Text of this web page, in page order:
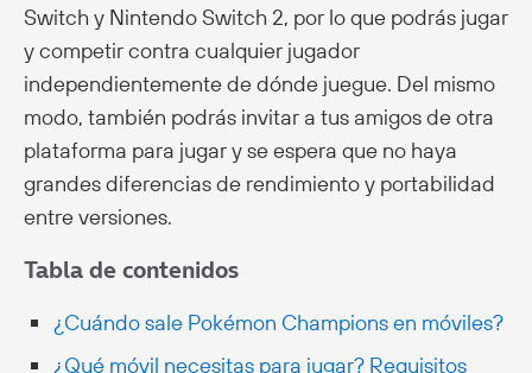
Switch y Nintendo Switch 2, por lo que podrás jugar
y competir contra cualquier jugador
independientemente de dónde juegue. Del mismo
modo, también podrás invitar a tus amigos de otra
plataforma para jugar y se espera que no haya
grandes diferencias de rendimiento y portabilidad
entre versiones.
Tabla de contenidos
¿Cuándo sale Pokémon Champions en móviles?
¿Qué móvil necesitas para jugar? Requisitos